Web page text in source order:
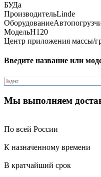
БУДа
ПроизводительLinde
Оборудование
МодельH120
Центр приложения массы/
Введите название или
Мы выполняем
По всей России
К назначенному времени
В кратчайший срок